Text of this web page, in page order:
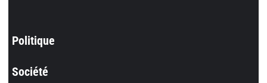
Politique
Société